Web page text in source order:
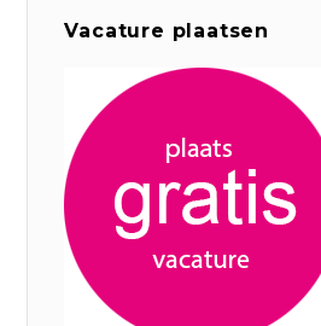
Vacature plaatsen